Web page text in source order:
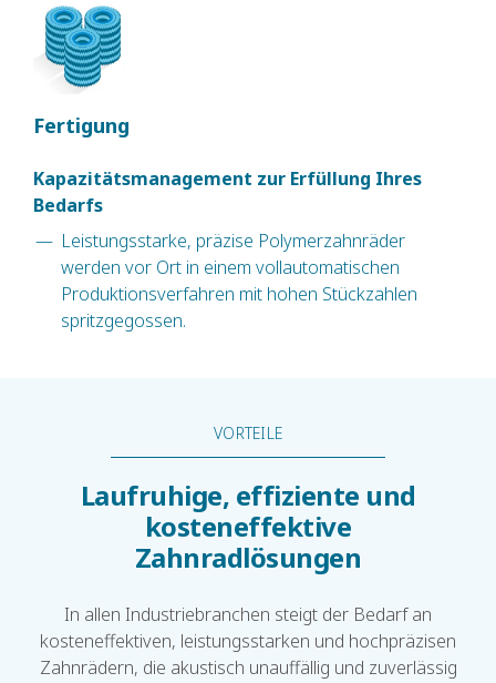
Fertigung
Kapazitätsmanagement zur Erfüllung Ihres
Bedarfs
Leistungsstarke, präzise Polymerzahnräder
werden vor Ort in einem vollautomatischen
Produktionsverfahren mit hohen Stückzahlen
spritzgegossen.
VORTEILE
Laufruhige, effiziente und
kosteneffektive
Zahnradlösungen
In allen Industriebranchen steigt der Bedarf an
kosteneffektiven, leistungsstarken und hochpräzisen
Zahnrädern, die akustisch unauffällig und zuverlässig